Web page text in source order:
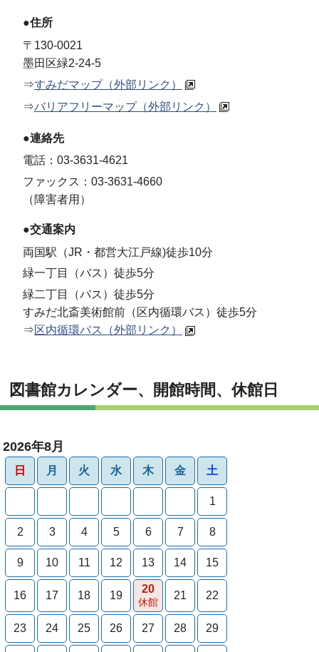
●住所
〒130-0021
墨田区緑2-24-5
⇒すみだマップ（外部リンク）
⇒バリアフリーマップ（外部リンク）
●連絡先
電話：03-3631-4621
ファックス：03-3631-4660
（障害者用）
●交通案内
両国駅（JR・都営大江戸線)徒歩10分
緑一丁目（バス）徒歩5分
緑二丁目（バス）徒歩5分
すみだ北斎美術館前（区内循環バス）徒歩5分
⇒区内循環バス（外部リンク）
図書館カレンダー、開館時間、休館日
2026年8月
日 月 火 水 木 金 土
1
2 3 4 5 6 7 8
9 10 11 12 13 14 15
16 17 18 19
20
休館
21 22
23 24 25 26 27 28 29